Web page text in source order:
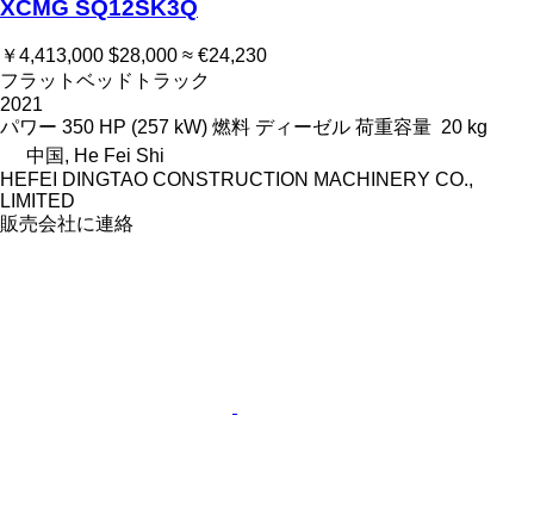
XCMG SQ12SK3Q
￥4,413,000 $28,000 ≈ €24,230
フラットベッドトラック
2021
パワー 350 HP (257 kW) 燃料 ディーゼル 荷重容量 20 kg
中国, He Fei Shi
HEFEI DINGTAO CONSTRUCTION MACHINERY CO.,
LIMITED
販売会社に連絡